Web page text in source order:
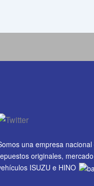
una empresa
originales,
ISUZU e HINO